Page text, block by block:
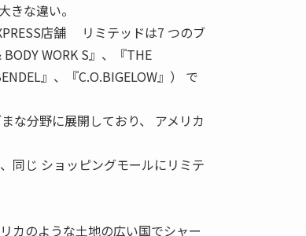
きな違い。
店舗 リミテッドは7 つのブ
WORK S』、『THE
』、『C.O.BIGELOW』） で
な分野に展開しており、 アメリカ
同じ ショッピングモールにリミテ
カのような土地の広い国でシャー